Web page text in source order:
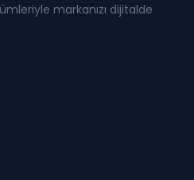
markanızı dijitalde